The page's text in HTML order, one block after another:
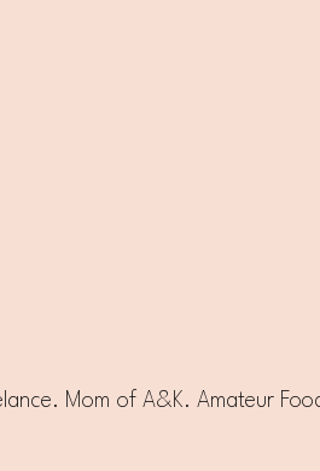
Mom of A&K. Amateur